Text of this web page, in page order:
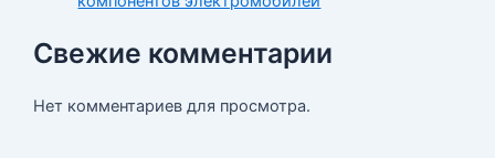
Свежие комментарии
Нет комментариев для просмотра.